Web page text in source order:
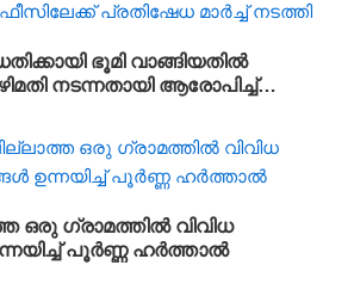
ഭൂമി വാങ്ങിയതിൽ
നടന്നതായി ആരോപിച്ച്
പ്രതിഷേധ മാർച്ച്
ഒരു ഗ്രാമത്തിൽ വിവിധ
പൂർണ്ണ ഹർത്താൽ